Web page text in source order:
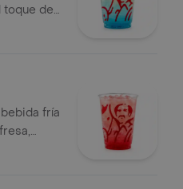
toque del
y la
fría
de